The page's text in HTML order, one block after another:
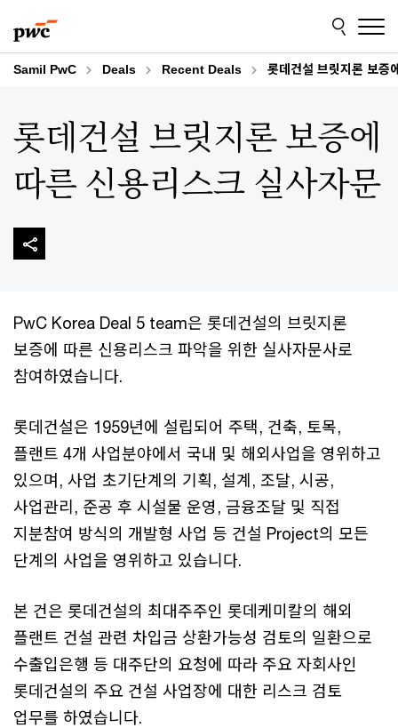
to
content
to
footer
Samil PwC Deals Recent Deals 롯데건설 브릿지론 보증
롯데건설 브릿지론 보증에
따른 신용리스크 실사자문
PwC Korea Deal 5 team은 롯데건설의 브릿지론
보증에 따른 신용리스크 파악을 위한 실사자문사로
참여하였습니다.
롯데건설은 1959년에 설립되어 주택, 건축, 토목,
플랜트 4개 사업분야에서 국내 및 해외사업을 영위하고
있으며, 사업 초기단계의 기획, 설계, 조달, 시공,
사업관리, 준공 후 시설물 운영, 금융조달 및 직접
지분참여 방식의 개발형 사업 등 건설 Project의 모든
단계의 사업을 영위하고 있습니다.
본 건은 롯데건설의 최대주주인 롯데케미칼의 해외
플랜트 건설 관련 차입금 상환가능성 검토의 일환으로
수출입은행 등 대주단의 요청에 따라 주요 자회사인
롯데건설의 주요 건설 사업장에 대한 리스크 검토
업무를 하였습니다.